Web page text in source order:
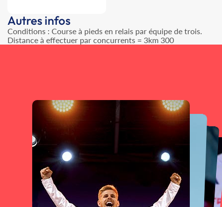
Autres infos
Conditions : Course à pieds en relais par équipe de trois.
Distance à effectuer par concurrents = 3km 300